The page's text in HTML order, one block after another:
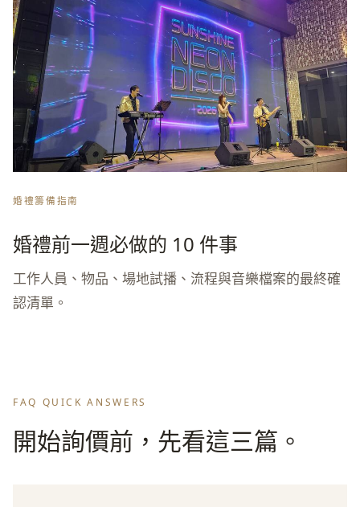
婚禮籌備指南
婚禮前一週必做的 10 件事
工作人員、物品、場地試播、流程與音樂檔案的最終確
認清單。
FAQ QUICK ANSWERS
開始詢價前，先看這三篇。